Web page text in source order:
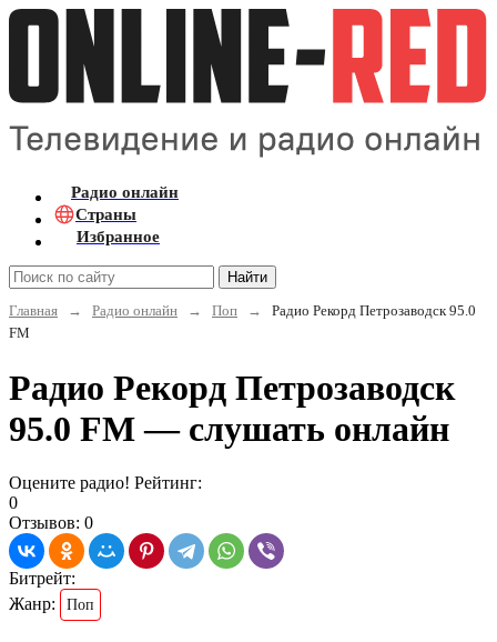
Радио онлайн
Страны
Избранное
Найти
Главная
→ Радио онлайн → Поп →
Радио Рекорд Петрозаводск 95.0
FM
Радио Рекорд Петрозаводск
95.0 FM — слушать онлайн
Оцените радио! Рейтинг:
0
Отзывов: 0
Битрейт:
Жанр:
Поп